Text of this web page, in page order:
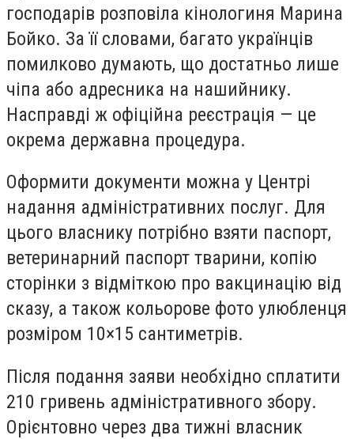
господарів розповіла кінологиня Марина
Бойко. За її словами, багато українців
помилково думають, що достатньо лише
чіпа або адресника на нашийнику.
Насправді ж офіційна реєстрація — це
окрема державна процедура.
Оформити документи можна у Центрі
надання адміністративних послуг. Для
цього власнику потрібно взяти паспорт,
ветеринарний паспорт тварини, копію
сторінки з відміткою про вакцинацію від
сказу, а також кольорове фото улюбленця
розміром 10×15 сантиметрів.
Після подання заяви необхідно сплатити
210 гривень адміністративного збору.
Орієнтовно через два тижні власник